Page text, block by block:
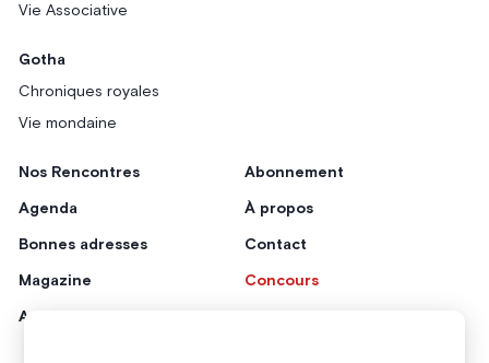
Vie Associative
Gotha
Chroniques royales
Vie mondaine
Nos Rencontres
Agenda
Bonnes adresses
Magazine
Annonceurs
Abonnement
À propos
Contact
Concours